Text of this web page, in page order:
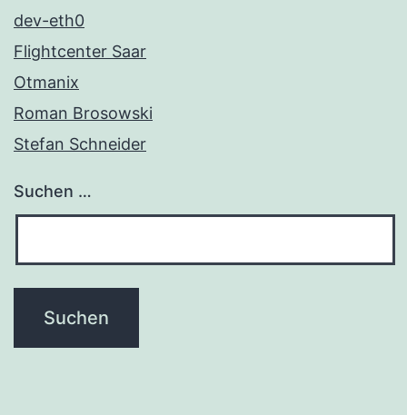
dev-eth0
Flightcenter Saar
Otmanix
Roman Brosowski
Stefan Schneider
Suchen …